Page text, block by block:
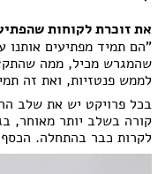
את זוכרת לקוחות
"הם תמיד מפתיעים אותנו
שהמגרש מכיל, ממה
לממש פנטזיות, ואת זה
בכל פרויקט יש את שלב
קורה בשלב יותר מאוחר,
לקרות כבר בהתחלה.